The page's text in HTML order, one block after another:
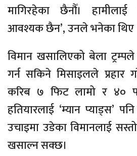
मागिरहेका छैनौँ।
आवश्यक छैन’, उनले भनेका थिए
विमान खसालिएको बेला
गर्न सकिने मिसाइलले प्रहार
करिब ७ फिट लामो र ४०
हतियारलाई ‘म्यान प्याड्स’
उचाइमा उडेका विमानलाई
खसाल्न सक्छ।